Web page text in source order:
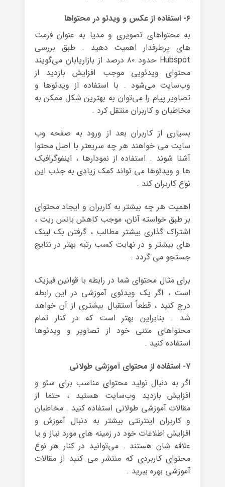
۶- استفاده از عکس و ویدئو در محتواها
به محتواهای تصویری و مدیا به عنوان فرمت
های پرطرفدار اهمیت دهید . طبق بررسی
Hubspot حدود ۸۰ درصد از بازاریابان می‌گویند
محتوای ویدئویی موجب افزایش بازدید از
وب‌سایت می‌شود . با استفاده از ویدئوها و
تصاویر پیام را می‌توان به بهترین شکل ممکن به
مخاطبان و کاربران منتقل کرد .
بسیاری از کاربران بعد از ورود به صفحه وب
سایت می خواهند هر چه سریعتر با اصل محتوا
آشنا شوند . استفاده از نمودارها ، اینفوگرافیک
ها و ویدئوها می تواند کمک زیادی به جذب این
نوع کاربران کند .
اهمیت هر چه بیشتر به کاربران و ایجاد محتوای
بر طبق خواسته آنان، موجب کاهش بانس ریت ،
اشتراک گذاری بیشتر مطالب ، گرفتن بک لینک
های بیشتر و در نهایت کسب رتبه بهتر در نتایج
جستجو می گردد .
برای مثال محتوای شما در رابطه با قوانین فیزیک
است ، اگر یک ویدئوی آموزشی در این رابطه
درج کنید ، قطعاً استقبال بیشتری از آن خواهد
شد . بنابراین بهتر است که در کنار تمام
محتواهای متنی خود از تصاویر و ویدئوها
استفاده کنید .
۷- استفاده از محتوای آموزشی طولانی
اگر به دنبال تولید محتوای مناسب برای سئو و
افزایش بازدید وب‌سایت هستید ، حتما از
مقالات آموزشی طولانی استفاده کنید . مخاطبان
و کاربران اینترنتی بیشتر به دنبال آموزش و
افزایش اطلاعات خود در زمینه های مورد نیاز و یا
علاقه شان هستند . می‌توانید در کنار هر نوع
محتوای کاربردی که منتشر می کنید از مقالات
آموزشی بهره ببرید .